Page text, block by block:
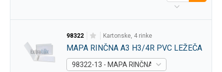
98322 kartonske, 4 rinke
MAPA RINČNA A3 H3/4R PVC LEŽEČA
98322-13 - MAPA RINČNA A3 H3/4R PVC